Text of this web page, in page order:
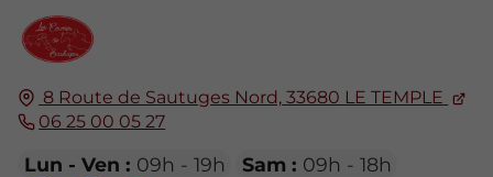
8 Route de Sautuges Nord, 33680 LE TEMPLE
06 25 00 05 27
Lun - Ven : 09h - 19h Sam : 09h - 18h